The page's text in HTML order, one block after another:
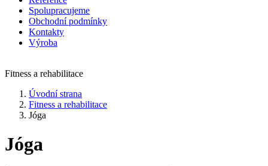
Spolupracujeme
Obchodní podmínky
Kontakty
Výroba
Fitness a rehabilitace
Úvodní strana
Fitness a rehabilitace
Jóga
Jóga